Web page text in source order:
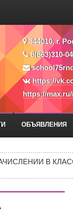
344010, г.
8(863)310-
https://
https://max.ru/
ОБЪЯВЛЕНИЯ
В